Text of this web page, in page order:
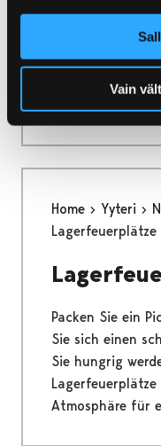
Vain
Home Yyteri
Packen Sie ein
Sie sich einen
Sie hungrig
Atmosphäre für